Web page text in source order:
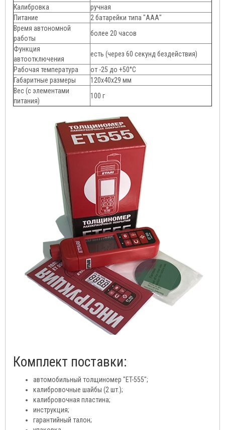
Калибровка
ручная
Питание
2 батарейки типа "ААА"
Время автономной
работы
более 20 часов
Функция
автоотключения
есть (через 60 секунд бездействия)
Рабочая температура
от -25 до +50°C
Габаритные размеры
120х40х29 мм
Вес (с элементами
питания)
100 г
Комплект поставки:
автомобильный толщиномер "ET-555";
калибровочные шайбы (2 шт.);
калибровочная пластина;
инструкция;
гарантийный талон;